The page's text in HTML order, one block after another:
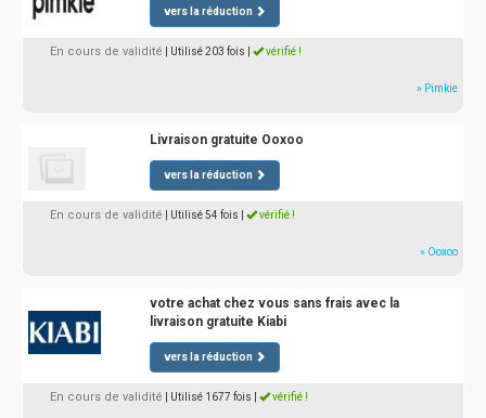
vers la réduction
En cours de validité | Utilisé 203 fois vérifié !
» Pimkie
Livraison gratuite Ooxoo
vers la réduction
En cours de validité | Utilisé 54 fois vérifié !
» Ooxoo
votre achat chez vous sans frais avec la
livraison gratuite Kiabi
vers la réduction
En cours de validité | Utilisé 1677 fois vérifié !